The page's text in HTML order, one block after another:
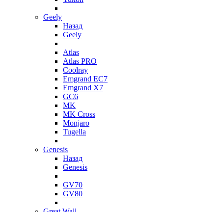
Geely
Назад
Geely
Atlas
Atlas PRO
Coolray
Emgrand EC7
Emgrand X7
GC6
MK
MK Cross
Monjaro
Tugella
Genesis
Назад
Genesis
GV70
GV80